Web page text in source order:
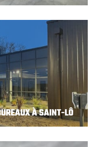
À SAINT-LÔ